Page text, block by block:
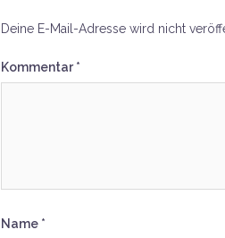
Deine E-Mail-Adresse wird nicht
Kommentar*
Name *